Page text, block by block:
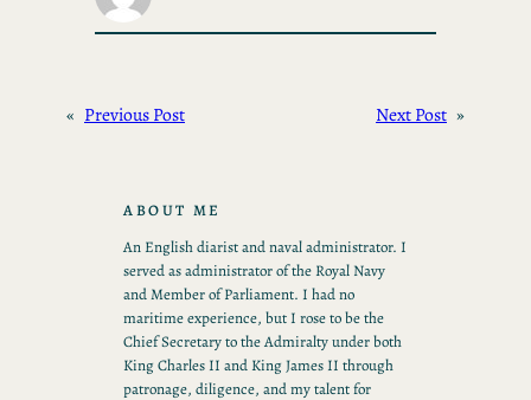
« Previous Post Next Post »
ABOUT ME
An English diarist and naval administrator. I
served as administrator of the Royal Navy
and Member of Parliament. I had no
maritime experience, but I rose to be the
Chief Secretary to the Admiralty under both
King Charles II and King James II through
patronage, diligence, and my talent for